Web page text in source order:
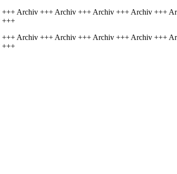
Archiv +++ Archiv +++ Archiv +++ Archiv +++
+++
Archiv +++ Archiv +++ Archiv +++ Archiv +++
+++